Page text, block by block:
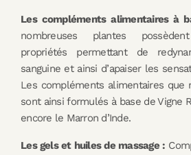
Les compléments alimentaires à
nombreuses plantes
propriétés permettant de
sanguine et ainsi d’apaiser les
Les compléments alimentaires que
sont ainsi formulés à base de Vigne
encore le Marron d’Inde.
Les gels et huiles de massage :